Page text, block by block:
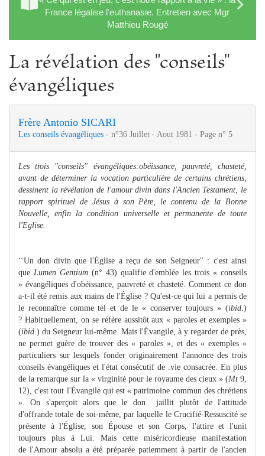
France légalise l'euthanasie. Entretien avec Mgr
Matthieu Rougé
La révélation des "conseils"
évangéliques
Frère Antonio SICARI
Les conseils évangéliques - n°36 Juillet - Aout 1981 - Page n° 5
Les trois ''conseils'' évangéliques:obéissance, pauvreté, chasteté,
avant de déterminer la vocation particulière de certains chrétiens,
dessinent la révélation de l'amour divin dans l'Ancien Testament, le
rapport spirituel de Jésus à son Père, le contenu de la Bonne
Nouvelle, enfin la condition universelle et permanente de toute
l'Eglise.
‘‘Un don divin que l'Église a reçu de son Seigneur" : c'est ainsi
que Lumen Gentium(n° 43) qualifie d'emblée les trois « conseils
» évangéliques d'obéissance, pauvreté et chasteté. Comment ce don
a-t-il été remis aux mains de l'Église ? Qu'est-ce qui lui a permis de
le reconnaître comme tel et de le « conserver toujours » (ibid .)
? Habituellement, on se réfère aussitôt aux « paroles et exemples »
(ibid .) du Seigneur lui-même. Mais l'Évangile, à y regarder de près,
ne permet guère de trouver des « paroles », et des « exemples »
particuliers sur lesquels fonder originairement l'annonce des trois
conseils évangéliques et l'état consécutif de .vie consacrée. En plus
de la remarque sur la « virginité pour le royaume des cieux » (Mt 9,
12), c'est tout l'Évangile qui est « patrimoine commun des chrétiens
». On s'aperçoit alors que le don jaillit plutôt de l'attitude
d'offrande totale de soi-même, par laquelle le Crucifié-Ressuscité se
présente à l'Église, son Épouse et son Corps, l'attire et l'unit
toujours plus à Lui. Mais cette miséricordieuse manifestation
de l'Amour absolu a été préparée patiemment à partir de l'ancien